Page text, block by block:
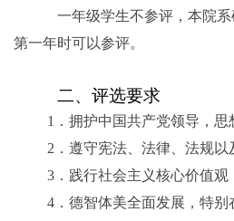
一年级学生不参评，本院
第一年时可以参评。
二、评选要求
1 ．拥护中国共产党领导，思
2 ．遵守宪法、法律、法规以
3 ． 践行社会主义核心价值观
4 ．德智体美全面发展，特